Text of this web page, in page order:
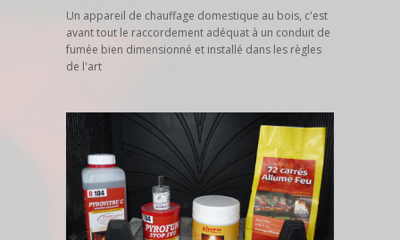
Un appareil de chauffage domestique au bois, c'est
avant tout le raccordement adéquat à un conduit de
fumée bien dimensionné et installé dans les règles
de l'art